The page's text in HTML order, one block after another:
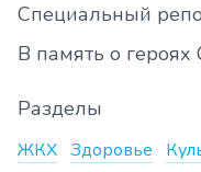
Специальный
В память о
Разделы
ЖКХ Здоровье